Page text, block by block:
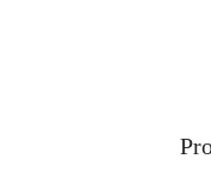
Pomiń karuzelę